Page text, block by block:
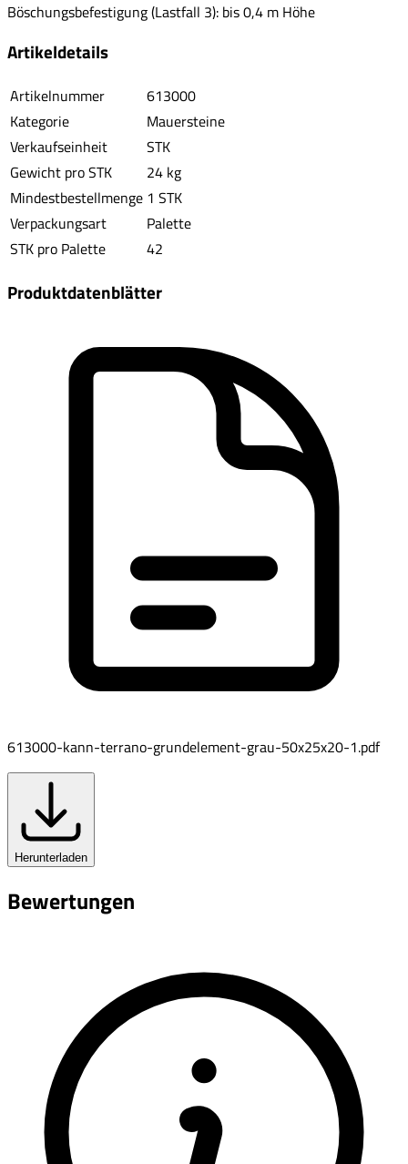
Böschungsbefestigung (Lastfall 3): bis 0,4 m Höhe
Artikeldetails
Artikelnummer
613000
Kategorie
Mauersteine
Verkaufseinheit
STK
Gewicht pro STK
24 kg
Mindestbestellmenge 1 STK
Verpackungsart
Palette
STK pro Palette
42
Produktdatenblätter
613000-kann-terrano-grundelement-grau-50x25x20-1.pdf
Herunterladen
Bewertungen